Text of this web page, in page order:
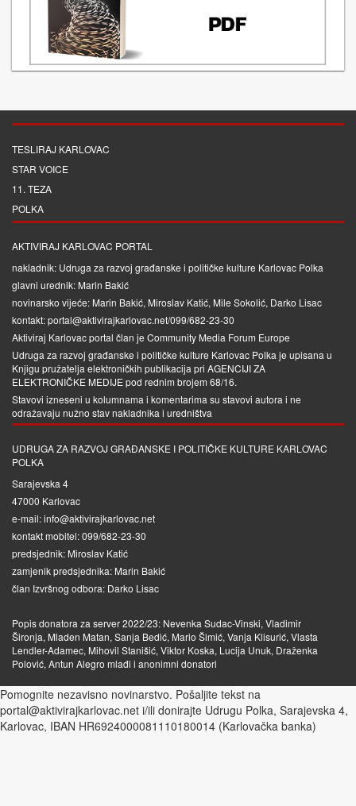
TESLIRAJ KARLOVAC
STAR VOICE
11. TEZA
POLKA
AKTIVIRAJ KARLOVAC PORTAL
nakladnik: Udruga za razvoj građanske i političke kulture Karlovac Polka
glavni urednik: Marin Bakić
novinarsko vijeće: Marin Bakić, Miroslav Katić, Mile Sokolić, Darko Lisac
kontakt: portal@aktivirajkarlovac.net/099/682-23-30
Aktiviraj Karlovac portal član je Community Media Forum Europe
Udruga za razvoj građanske i političke kulture Karlovac Polka je upisana u
Knjigu pružatelja elektroničkih publikacija pri AGENCIJI ZA
ELEKTRONIČKE MEDIJEpod rednim brojem 68/16.
Stavovi izneseni u kolumnama i komentarima su stavovi autora i ne
odražavaju nužno stav nakladnika i uredništva
UDRUGA ZA RAZVOJ GRAĐANSKE I POLITIČKE KULTURE KARLOVAC
POLKA
Sarajevska 4
47000 Karlovac
e-mail: info@aktivirajkarlovac.net
kontakt mobitel: 099/682-23-30
predsjednik: Miroslav Katić
zamjenik predsjednika: Marin Bakić
član Izvršnog odbora: Darko Lisac
Popis donatora za server 2022/23: Nevenka Sudac-Vinski, Vladimir
Šironja, Mladen Matan, Sanja Bedić, Mario Šimić, Vanja Klisurić, Vlasta
Lendler-Adamec, Mihovil Stanišić, Viktor Koska, Lucija Unuk, Draženka
Polović, Antun Alegro mlađi i anonimni donatori
Pomognite nezavisno novinarstvo. Pošaljite tekst na
portal@aktivirajkarlovac.net i/ili donirajte Udrugu Polka, Sarajevska 4,
Karlovac, IBAN HR6924000081110180014 (Karlovačka banka)